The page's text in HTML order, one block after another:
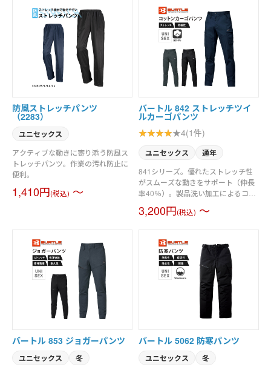
かな着心地に加え、吸水速乾やUVカ
ット機能も完備。ウエストのスピン
ドルは、内側と外側を選んで使える
両用仕様になっています。
しているので収納力もバッチリ。さ
らに、ストレッチ性と帯電防止機能
を兼ね備え、あらゆる作業シーンで
の動きやすさと安全性も確保してい
防風ストレッチパンツ
（2283）
ユニセックス
アクティブな動きに寄り添う防風ス
トレッチパンツ。作業の汚れ防止に
便利。
1,410円(税込) ～
バートル 842 ストレッチツイ
ルカーゴパンツ
4(1件)
ユニセックス 通年
841シリーズ。優れたストレッチ性
がスムーズな動きをサポート（伸長
率40％）。製品洗い加工によるコン
プ。ワークシーンで映える細身のす
ッチツイル（伸長率40％）製品洗い
3,200円(税込) ～
バートル 853 ジョガーパンツ
ユニセックス 冬
バートル 5062 防寒パンツ
ユニセックス 冬